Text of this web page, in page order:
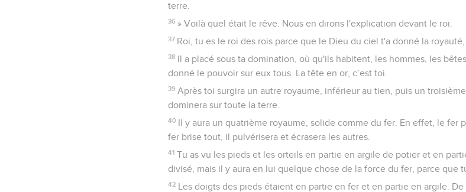
terre.
36 » Voilà quel était le rêve. Nous en dirons l'explication devant le roi.
37 Roi, tu es le roi des rois parce que le Dieu du ciel t'a donné la
38 Il a placé sous ta domination, où qu'ils habitent, les hommes, les
donné le pouvoir sur eux tous. La tête en or, c’est toi.
39 Après toi surgira un autre royaume, inférieur au tien, puis un
dominera sur toute la terre.
40 Il y aura un quatrième royaume, solide comme du fer. En effet, le fer
fer brise tout, il pulvérisera et écrasera les autres.
41 Tu as vu les pieds et les orteils en partie en argile de potier et en
divisé, mais il y aura en lui quelque chose de la force du fer, parce que
42 Les doigts des pieds étaient en partie en fer et en partie en argile.